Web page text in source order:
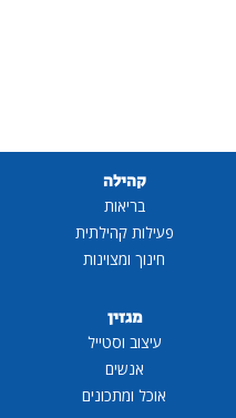
קהילה
בריאות
פעילות קהילתית
חינוך ומצוינות
מגזין
עיצוב וסטייל
אנשים
אוכל ומתכונים